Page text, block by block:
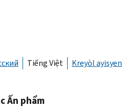
Tiếng Việt Kreyòl ayisyen
Ấn phẩm